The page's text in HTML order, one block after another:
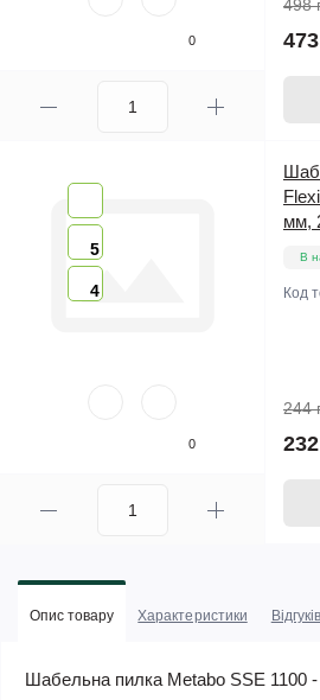
0
498
5
4
0
мм,
В
Код
244
Опис товару Характеристики Відгуків
Шабельна пилка Metabo SSE 1100 -